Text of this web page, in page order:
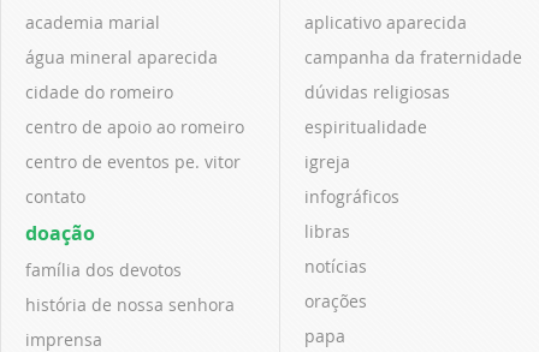
academia marial
água mineral aparecida
cidade do romeiro
centro de apoio ao romeiro
centro de eventos pe. vitor
contato
doação
família dos devotos
história de nossa senhora
imprensa
aplicativo aparecida
campanha da fraternidade
dúvidas religiosas
espiritualidade
igreja
infográficos
libras
notícias
orações
papa